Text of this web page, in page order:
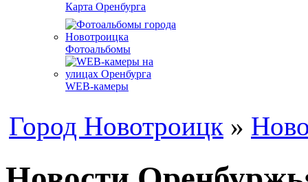
Карта Оренбурга
Фотоальбомы
WEB-камеры
Город Новотроицк »